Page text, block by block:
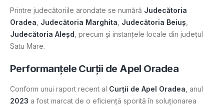
Printre judecătoriile arondate se numără Judecătoria
Oradea Judecătoria Marghita Judecătoria Beiuș
Judecătoria Aleșd , precum și instanțele locale din județul
Satu Mare​.
Performanțele Curții de Apel Oradea
Conform unui raport recent al Curții de Apel Oradea , anul
2023 a fost marcat de o eficiență sporită în soluționarea